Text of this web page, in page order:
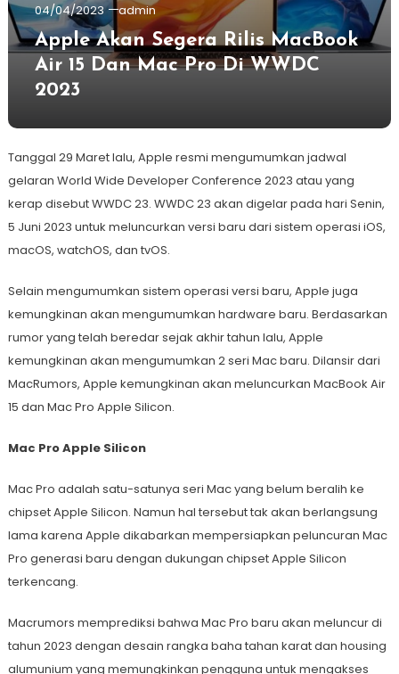
04/04/2023 admin
Apple Akan Segera Rilis MacBook
Air 15 Dan Mac Pro Di WWDC
2023
Tanggal 29 Maret lalu, Apple resmi mengumumkan jadwal
gelaran World Wide Developer Conference 2023 atau yang
kerap disebut WWDC 23. WWDC 23 akan digelar pada hari Senin,
5 Juni 2023 untuk meluncurkan versi baru dari sistem operasi iOS,
macOS, watchOS, dan tvOS.
Selain mengumumkan sistem operasi versi baru, Apple juga
kemungkinan akan mengumumkan hardware baru. Berdasarkan
rumor yang telah beredar sejak akhir tahun lalu, Apple
kemungkinan akan mengumumkan 2 seri Mac baru. Dilansir dari
MacRumors, Apple kemungkinan akan meluncurkan MacBook Air
15 dan Mac Pro Apple Silicon.
Mac Pro Apple Silicon
Mac Pro adalah satu-satunya seri Mac yang belum beralih ke
chipset Apple Silicon. Namun hal tersebut tak akan berlangsung
lama karena Apple dikabarkan mempersiapkan peluncuran Mac
Pro generasi baru dengan dukungan chipset Apple Silicon
terkencang.
Macrumors memprediksi bahwa Mac Pro baru akan meluncur di
tahun 2023 dengan desain rangka baha tahan karat dan housing
alumunium yang memungkinkan pengguna untuk mengakses